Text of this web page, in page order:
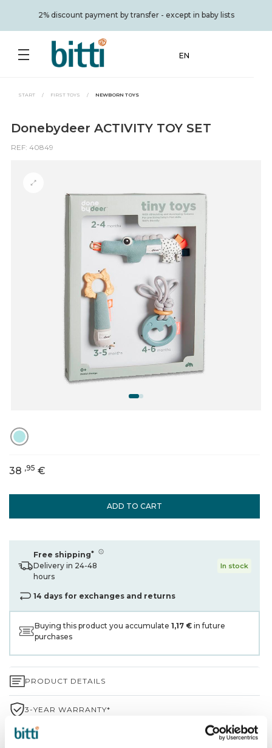
2% discount payment by transfer - except in baby lists
EN
START / FIRST TOYS / NEWBORN TOYS
Donebydeer ACTIVITY TOY SET
REF: 40849
ADD TO CART
38 ,95 €
Free shipping*
Delivery in 24-48
hours
In stock
14 days for exchanges and returns
Buying this product you accumulate 1,17 € in future
purchases
PRODUCT DETAILS
3-YEAR WARRANTY*
SHIPPING AND RETURNS